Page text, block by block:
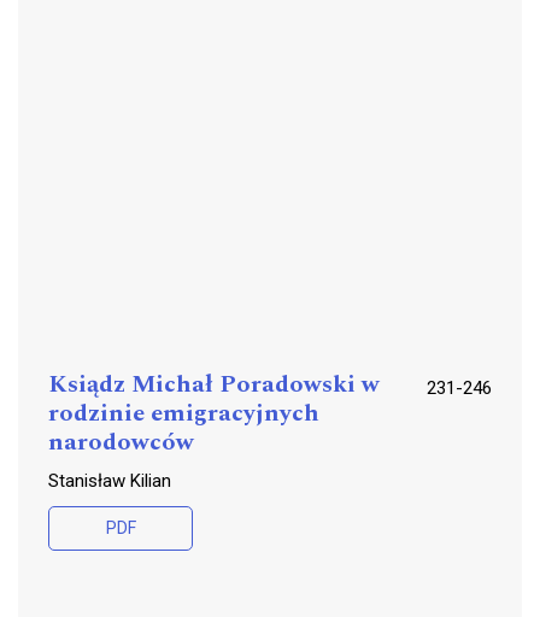
Ksiądz Michał Poradowski w
rodzinie emigracyjnych
narodowców
231-246
Stanisław Kilian
PDF